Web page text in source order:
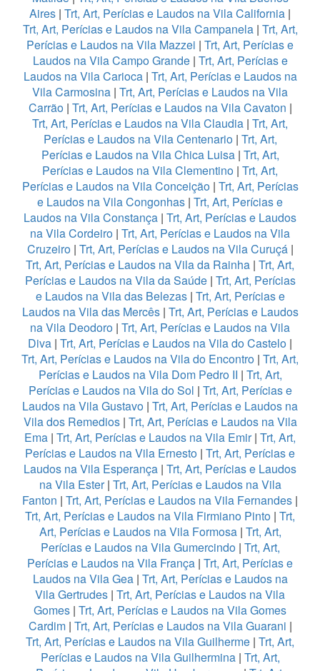
Aires | Trt, Art, Perícias e Laudos na Vila California |
Trt, Art, Perícias e Laudos na Vila Campanela| Trt, Art,
Perícias e Laudos na Vila Mazzei | Trt, Art, Perícias e
Laudos na Vila Campo Grande| Trt, Art, Perícias e
Laudos na Vila Carioca| Trt, Art, Perícias e Laudos na
Vila Carmosina | Trt, Art, Perícias e Laudos na Vila
Carrão| Trt, Art, Perícias e Laudos na Vila Cavaton |
Trt, Art, Perícias e Laudos na Vila Claudia | Trt, Art,
Perícias e Laudos na Vila Centenario| Trt, Art,
Perícias e Laudos na Vila Chica Luisa | Trt, Art,
Perícias e Laudos na Vila Clementino | Trt, Art,
Perícias e Laudos na Vila Conceição| Trt, Art, Perícias
e Laudos na Vila Congonhas | Trt, Art, Perícias e
Laudos na Vila Constança | Trt, Art, Perícias e Laudos
na Vila Cordeiro | Trt, Art, Perícias e Laudos na Vila
Cruzeiro | Trt, Art, Perícias e Laudos na Vila Curuçá |
Trt, Art, Perícias e Laudos na Vila da Rainha | Trt, Art,
Perícias e Laudos na Vila da Saúde| Trt, Art, Perícias
e Laudos na Vila das Belezas| Trt, Art, Perícias e
Laudos na Vila das Mercês| Trt, Art, Perícias e Laudos
na Vila Deodoro | Trt, Art, Perícias e Laudos na Vila
Diva | Trt, Art, Perícias e Laudos na Vila do Castelo |
Trt, Art, Perícias e Laudos na Vila do Encontro | Trt, Art,
Perícias e Laudos na Vila Dom Pedro II | Trt, Art,
Perícias e Laudos na Vila do Sol | Trt, Art, Perícias e
Laudos na Vila Gustavo | Trt, Art, Perícias e Laudos na
Vila dos Remedios| Trt, Art, Perícias e Laudos na Vila
Ema | Trt, Art, Perícias e Laudos na Vila Emir| Trt, Art,
Perícias e Laudos na Vila Ernesto | Trt, Art, Perícias e
Laudos na Vila Esperança | Trt, Art, Perícias e Laudos
na Vila Ester| Trt, Art, Perícias e Laudos na Vila
Fanton | Trt, Art, Perícias e Laudos na Vila Fernandes |
Trt, Art, Perícias e Laudos na Vila Firmiano Pinto | Trt,
Art, Perícias e Laudos na Vila Formosa| Trt, Art,
Perícias e Laudos na Vila Gumercindo| Trt, Art,
Perícias e Laudos na Vila França | Trt, Art, Perícias e
Laudos na Vila Gea| Trt, Art, Perícias e Laudos na
Vila Gertrudes | Trt, Art, Perícias e Laudos na Vila
Gomes | Trt, Art, Perícias e Laudos na Vila Gomes
Cardim| Trt, Art, Perícias e Laudos na Vila Guarani |
Trt, Art, Perícias e Laudos na Vila Guilherme | Trt, Art,
Perícias e Laudos na Vila Guilhermina| Trt, Art,